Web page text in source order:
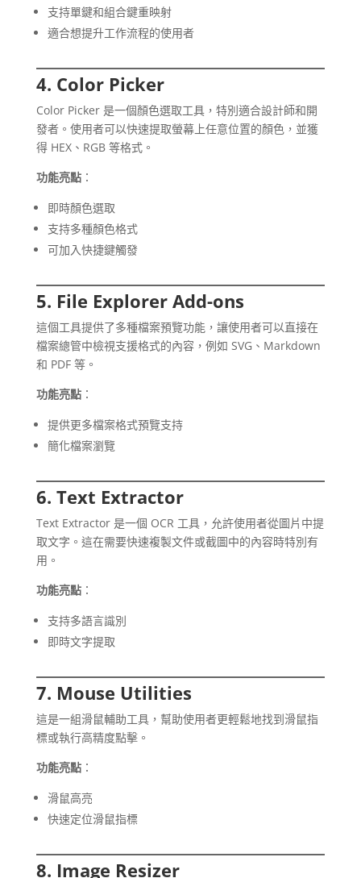
支持單鍵和組合鍵重映射
適合想提升工作流程的使用者
4. Color Picker
Color Picker 是一個顏色選取工具，特別適合設計師和開
發者。使用者可以快速提取螢幕上任意位置的顏色，並獲
得 HEX、RGB 等格式。
功能亮點：
即時顏色選取
支持多種顏色格式
可加入快捷鍵觸發
5. File Explorer Add-ons
這個工具提供了多種檔案預覽功能，讓使用者可以直接在
檔案總管中檢視支援格式的內容，例如 SVG、Markdown
和 PDF 等。
功能亮點：
提供更多檔案格式預覽支持
簡化檔案瀏覽
6. Text Extractor
Text Extractor 是一個 OCR 工具，允許使用者從圖片中提
取文字。這在需要快速複製文件或截圖中的內容時特別有
用。
功能亮點：
支持多語言識別
即時文字提取
7. Mouse Utilities
這是一組滑鼠輔助工具，幫助使用者更輕鬆地找到滑鼠指
標或執行高精度點擊。
功能亮點：
滑鼠高亮
快速定位滑鼠指標
8. Image Resizer